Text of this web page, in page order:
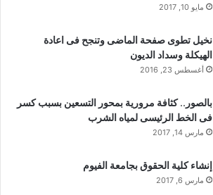
مايو 10, 2017
نخيل تطوى صفحة الماضى وتنجح فى اعادة
الهيكلة وسداد الديون
أغسطس 23, 2016
بالصور.. كثافة مرورية بمحور التسعين بسبب كسر
فى الخط الرئيسى لمياه الشرب
مارس 14, 2017
إنشاء كلية الحقوق بجامعة الفيوم
مارس 6, 2017